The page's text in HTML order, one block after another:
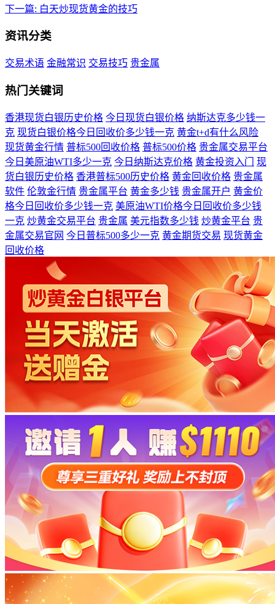
下一篇: 白天炒现货黄金的技巧
资讯分类
交易术语 金融常识 交易技巧 贵金属
热门关键词
香港现货白银历史价格 今日现货白银价格 纳斯达克多少钱一
克 现货白银价格今日回收价多少钱一克 黄金t+d有什么风险
现货黄金行情 普标500回收价格 普标500价格 贵金属交易平台
今日美原油WTI多少一克 今日纳斯达克价格 黄金投资入门
现
货白银历史价格 香港普标500历史价格 黄金回收价格 贵金属
软件 伦敦金行情 贵金属平台 黄金多少钱 贵金属开户 黄金价
格今日回收价多少钱一克 美原油WTI价格今日回收价多少钱
一克 炒黄金交易平台 贵金属 美元指数多少钱 炒黄金平台 贵
金属交易官网 今日普标500多少一克 黄金期货交易 现货黄金
回收价格